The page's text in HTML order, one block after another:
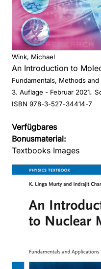
Wink, Michael
An Introduction to
Fundamentals, Methods
3. Auflage - Februar 2021.
ISBN 978-3-527-34414-7
Verfügbares
Bonusmaterial:
Textbooks Images